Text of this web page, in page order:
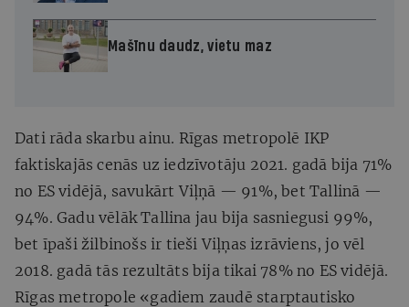
Mašīnu daudz, vietu maz
Dati rāda skarbu ainu. Rīgas metropolē IKP
faktiskajās cenās uz iedzīvotāju 2021. gadā bija 71%
no ES vidējā, savukārt Viļņā — 91%, bet Tallinā —
94%. Gadu vēlāk Tallina jau bija sasniegusi 99%,
bet īpaši žilbinošs ir tieši Viļņas izrāviens, jo vēl
2018. gadā tās rezultāts bija tikai 78% no ES vidējā.
Rīgas metropole «gadiem zaudē starptautisko